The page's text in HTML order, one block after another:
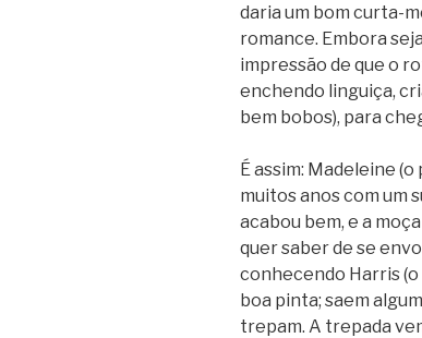
daria um bom curta-
romance. Embora
impressão de que o
enchendo linguiça,
bem bobos), para
É assim: Madeleine
muitos anos com um
acabou bem, e a
quer saber de se
conhecendo Harris
boa pinta; saem
trepam. A trepada